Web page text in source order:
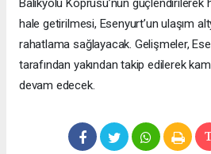
Balıkyolu Köprüsü’nün güçlendirilerek
hale getirilmesi, Esenyurt’un ulaşım
rahatlama sağlayacak. Gelişmeler,
tarafından yakından takip edilerek
devam edecek.